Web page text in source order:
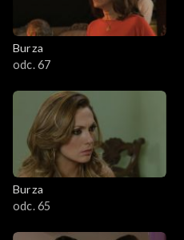
Burza
odc. 67
Burza
odc. 65